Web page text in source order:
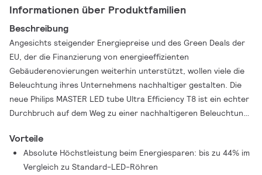
Informationen über Produktfamilien
Beschreibung
Angesichts steigender Energiepreise und des Green Deals der
EU, der die Finanzierung von energieeffizienten
Gebäuderenovierungen weiterhin unterstützt, wollen viele die
Beleuchtung ihres Unternehmens nachhaltiger gestalten. Die
neue Philips MASTER LED tube Ultra Efficiency T8 ist ein echter
Durchbruch auf dem Weg zu einer nachhaltigeren Beleuchtung.
nachhaltigste Alternative für konventionelle Leuchtstoffröhren
- mit der maximalen Energieeffizienz (EEK A) und einem Anteil
von 40% recyceltem Plastik (PCR). Aus bruchfestem
Vorteile
Absolute Höchstleistung beim Energiesparen: bis zu 44% im
Vergleich zu Standard-LED-Röhren